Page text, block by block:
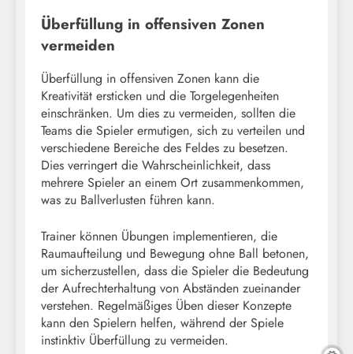
Überfüllung in offensiven Zonen
vermeiden
Überfüllung in offensiven Zonen kann die
Kreativität ersticken und die Torgelegenheiten
einschränken. Um dies zu vermeiden, sollten die
Teams die Spieler ermutigen, sich zu verteilen und
verschiedene Bereiche des Feldes zu besetzen.
Dies verringert die Wahrscheinlichkeit, dass
mehrere Spieler an einem Ort zusammenkommen,
was zu Ballverlusten führen kann.
Trainer können Übungen implementieren, die
Raumaufteilung und Bewegung ohne Ball betonen,
um sicherzustellen, dass die Spieler die Bedeutung
der Aufrechterhaltung von Abständen zueinander
verstehen. Regelmäßiges Üben dieser Konzepte
kann den Spielern helfen, während der Spiele
instinktiv Überfüllung zu vermeiden.